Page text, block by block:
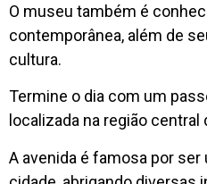
O museu também é
contemporânea, além de
cultura.
Termine o dia com um
localizada na região central
A avenida é famosa por